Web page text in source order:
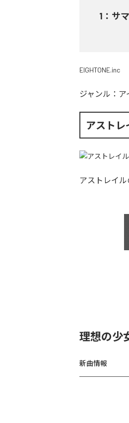
1 ： サ
EIGHTONE.inc
ジャンル： ア
アストレ
アストレイル
理想の少
新曲情報